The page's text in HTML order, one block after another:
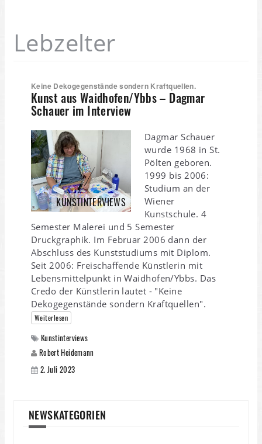
Lebzelter
Keine Dekogegenstände sondern Kraftquellen.
Kunst aus Waidhofen/Ybbs – Dagmar
Schauer im Interview
KUNSTINTERVIEWS
Dagmar Schauer
wurde 1968 in St.
Pölten geboren.
1999 bis 2006:
Studium an der
Wiener
Kunstschule. 4
Semester Malerei und 5 Semester
Druckgraphik. Im Februar 2006 dann der
Abschluss des Kunststudiums mit Diplom.
Seit 2006: Freischaffende Künstlerin mit
Lebensmittelpunkt in Waidhofen/Ybbs. Das
Credo der Künstlerin lautet - "Keine
Dekogegenstände sondern Kraftquellen".
Weiterlesen
Kunstinterviews
Robert Heidemann
2. Juli 2023
NEWSKATEGORIEN